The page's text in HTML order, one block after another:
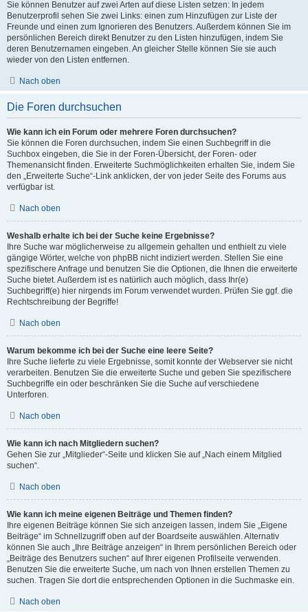
Sie können Benutzer auf zwei Arten auf diese Listen setzen: In jedem
Benutzerprofil sehen Sie zwei Links: einen zum Hinzufügen zur Liste der
Freunde und einen zum Ignorieren des Benutzers. Außerdem können Sie im
persönlichen Bereich direkt Benutzer zu den Listen hinzufügen, indem Sie
deren Benutzernamen eingeben. An gleicher Stelle können Sie sie auch
wieder von den Listen entfernen.
Nach oben
Die Foren durchsuchen
Wie kann ich ein Forum oder mehrere Foren durchsuchen?
Sie können die Foren durchsuchen, indem Sie einen Suchbegriff in die
Suchbox eingeben, die Sie in der Foren-Übersicht, der Foren- oder
Themenansicht finden. Erweiterte Suchmöglichkeiten erhalten Sie, indem Sie
den „Erweiterte Suche“-Link anklicken, der von jeder Seite des Forums aus
verfügbar ist.
Nach oben
Weshalb erhalte ich bei der Suche keine Ergebnisse?
Ihre Suche war möglicherweise zu allgemein gehalten und enthielt zu viele
gängige Wörter, welche von phpBB nicht indiziert werden. Stellen Sie eine
spezifischere Anfrage und benutzen Sie die Optionen, die Ihnen die erweiterte
Suche bietet. Außerdem ist es natürlich auch möglich, dass Ihr(e)
Suchbegriff(e) hier nirgends im Forum verwendet wurden. Prüfen Sie ggf. die
Rechtschreibung der Begriffe!
Nach oben
Warum bekomme ich bei der Suche eine leere Seite?
Ihre Suche lieferte zu viele Ergebnisse, somit konnte der Webserver sie nicht
verarbeiten. Benutzen Sie die erweiterte Suche und geben Sie spezifischere
Suchbegriffe ein oder beschränken Sie die Suche auf verschiedene
Unterforen.
Nach oben
Wie kann ich nach Mitgliedern suchen?
Gehen Sie zur „Mitglieder“-Seite und klicken Sie auf „Nach einem Mitglied
suchen“.
Nach oben
Wie kann ich meine eigenen Beiträge und Themen finden?
Ihre eigenen Beiträge können Sie sich anzeigen lassen, indem Sie „Eigene
Beiträge“ im Schnellzugriff oben auf der Boardseite auswählen. Alternativ
können Sie auch „Ihre Beiträge anzeigen“ in Ihrem persönlichen Bereich oder
„Beiträge des Benutzers suchen“ auf Ihrer eigenen Profilseite verwenden.
Benutzen Sie die erweiterte Suche, um nach von Ihnen erstellen Themen zu
suchen. Tragen Sie dort die entsprechenden Optionen in die Suchmaske ein.
Nach oben